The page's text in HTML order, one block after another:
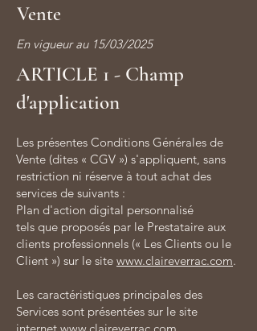
Vente
En vigueur au 15/03/2025
ARTICLE 1 - Champ
d'application
Les présentes Conditions Générales de
Vente (dites « CGV ») s'appliquent, sans
restriction ni réserve à tout achat des
services de suivants :
Plan d'action digital personnalisé
tels que proposés par le Prestataire aux
clients professionnels (« Les Clients ou le
Client ») sur le site www.claireverrac.com.
Les caractéristiques principales des
Services sont présentées sur le site